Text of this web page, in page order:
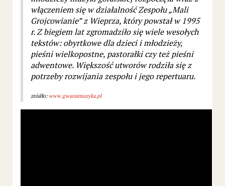
włączeniem się w działalność Zespołu „Mali
Grojcowianie” z Wieprza, który powstał w 1995
r. Z biegiem lat zgromadziło się wiele wesołych
tekstów: obyrtkowe dla dzieci i młodzieży,
pieśni wielkopostne, pastorałki czy też pieśni
adwentowe. Większość utworów rodziła się z
potrzeby rozwijania zespołu i jego repertuaru.
zródło: www.gwaraimuzyka.pl